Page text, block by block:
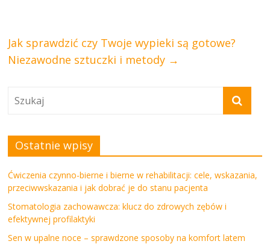
Jak sprawdzić czy Twoje wypieki są gotowe?
Niezawodne sztuczki i metody →
Ostatnie wpisy
Ćwiczenia czynno-bierne i bierne w rehabilitacji: cele, wskazania,
przeciwwskazania i jak dobrać je do stanu pacjenta
Stomatologia zachowawcza: klucz do zdrowych zębów i
efektywnej profilaktyki
Sen w upalne noce – sprawdzone sposoby na komfort latem